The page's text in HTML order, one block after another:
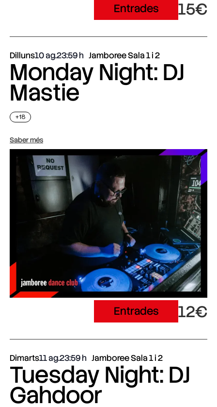
Entrades 15€
Dilluns10 ag.23:59 Jamboree Sala 1 i 2
Monday Night: DJ
Mastie
+18
Saber més
Entrades 12€
Dimarts11 ag.23:59 Jamboree Sala 1 i 2
Tuesday Night: DJ
Gahdoor